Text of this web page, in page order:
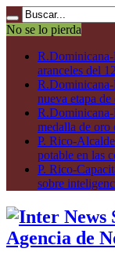
No se lo pierda
R.Dominicana-
aranceles del
R.Dominicana-
nueva etapa
medalla de
P. Rico-
potable en las
P. Rico-
sobre
Agencia de